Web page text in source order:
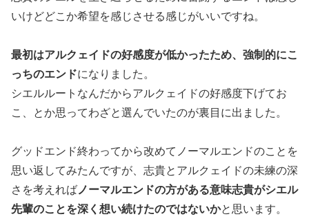
いけどどこか希望を感じさせる感じがいいですね。
最初はアルクェイドの好感度が低かったため、強制的にこ
っちのエンドになりました。
シエルルートなんだからアルクェイドの好感度下げてお
こ、とか思ってわざと選んでいたのが裏目に出ました。
グッドエンド終わってから改めてノーマルエンドのことを
思い返してみたんですが、志貴とアルクェイドの未練の深
さを考えれば ノーマルエンドの方がある意味志貴がシエル
先輩のことを深く想い続けたのではないかと思います。